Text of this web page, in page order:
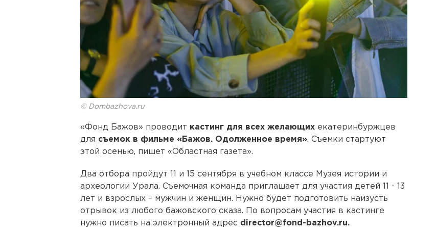
© Dombazhova.ru
«Фонд Бажов» проводит кастинг для всех желающих екатеринбуржцев
для съемок в фильме «Бажов. Одолженное время». Съемки стартуют
этой осенью, пишет «Областная газета».
Два отбора пройдут 11 и 15 сентября в учебном классе Музея истории и
археологии Урала. Съемочная команда приглашает для участия детей 11 - 13
лет и взрослых – мужчин и женщин. Нужно будет подготовить наизусть
отрывок из любого бажовского сказа. По вопросам участия в кастинге
нужно писать на электронный адрес director@fond-bazhov.ru.